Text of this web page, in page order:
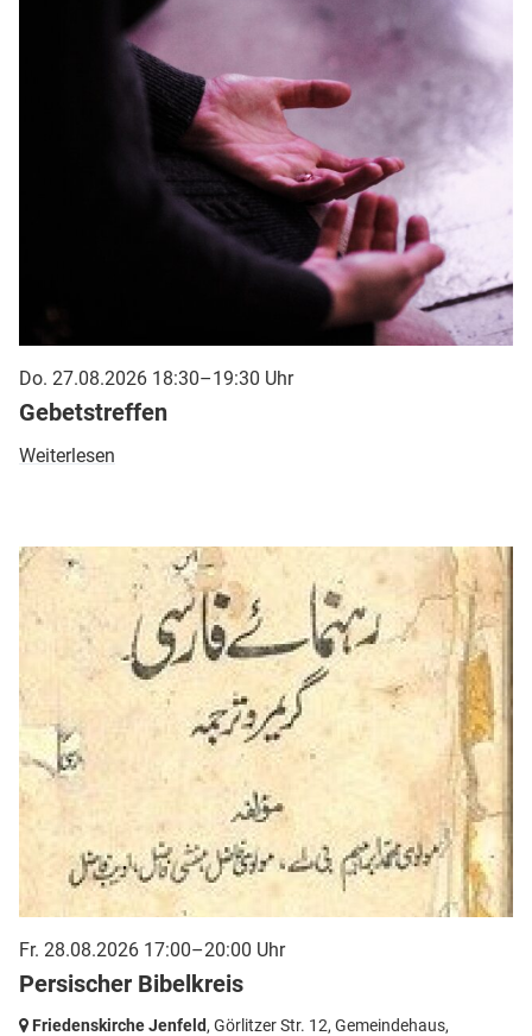
Do. 27.08.2026 18:30–19:30 Uhr
Gebetstreffen
Weiterlesen
Fr. 28.08.2026 17:00–20:00 Uhr
Persischer Bibelkreis
Friedenskirche Jenfeld, Görlitzer Str. 12, Gemeindehaus,